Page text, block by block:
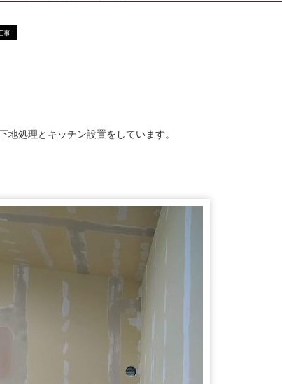
事
地処理とキッチン設置をしています。